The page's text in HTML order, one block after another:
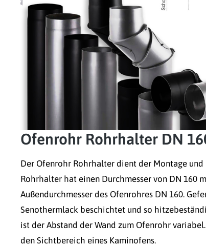
Ofenrohr Rohrhalter DN
Der Ofenrohr Rohrhalter dient der Montage
Rohrhalter hat einen Durchmesser von DN 160
Außendurchmesser des Ofenrohres DN 160.
Senothermlack beschichtet und so
ist der Abstand der Wand zum Ofenrohr
den Sichtbereich eines Kaminofens.